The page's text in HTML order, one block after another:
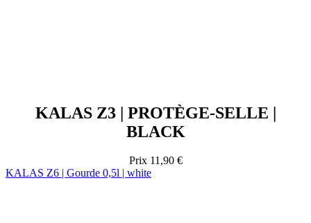
KALAS Z3 | PROTÈGE-SELLE |
BLACK
Prix11,90 €
KALAS Z6 | Gourde 0,5l | white